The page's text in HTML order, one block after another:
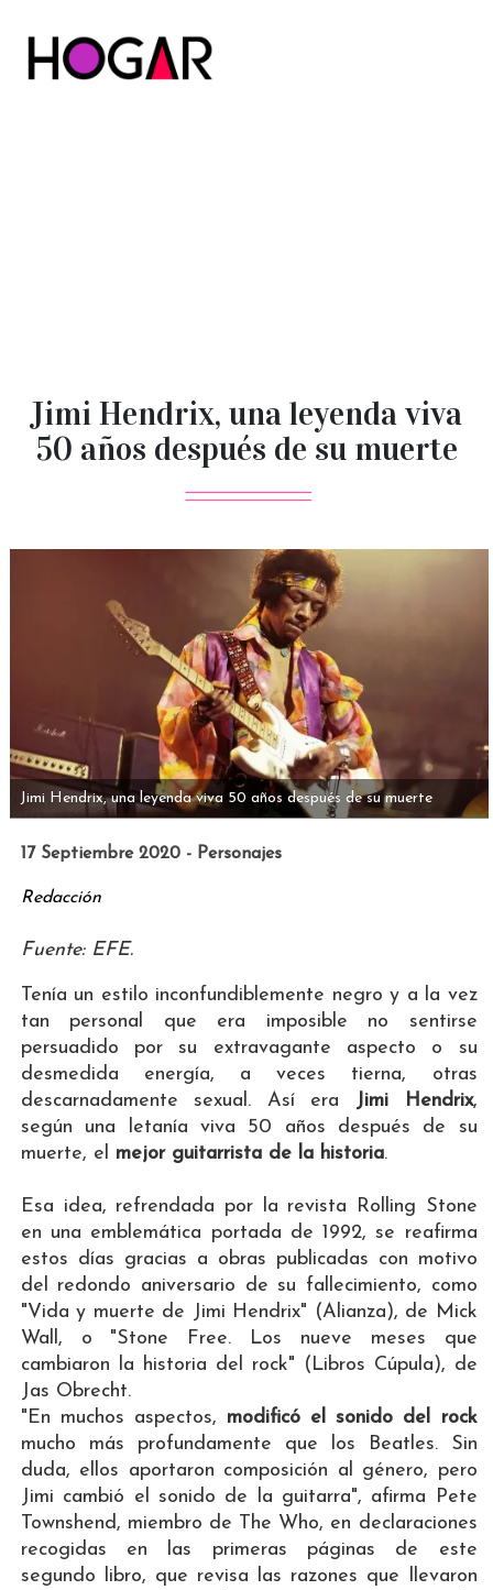
Jimi Hendrix, una leyenda viva
50 años después de su muerte
Jimi Hendrix, una leyenda viva 50 años después de su muerte
17 Septiembre 2020 - Personajes
Redacción
Fuente: EFE.
Tenía un estilo inconfundiblemente negro y a la vez
tan personal que era imposible no sentirse
persuadido por su extravagante aspecto o su
desmedida energía, a veces tierna, otras
descarnadamente sexual. Así era
Jimi Hendrix,
según una letanía viva 50 años después de su
muerte, el mejor guitarrista de la historia.
Esa idea, refrendada por la revista Rolling Stone
en una emblemática portada de 1992, se reafirma
estos días gracias a obras publicadas con motivo
del redondo aniversario de su fallecimiento, como
"Vida y muerte de Jimi Hendrix" (Alianza), de Mick
Wall, o "Stone Free. Los nueve meses que
cambiaron la historia del rock" (Libros Cúpula), de
Jas Obrecht.
"En muchos aspectos, modificó el sonido del rock
mucho más profundamente que los Beatles. Sin
duda, ellos aportaron composición al género, pero
Jimi cambió el sonido de la guitarra", afirma Pete
Townshend, miembro de The Who, en declaraciones
recogidas en las primeras páginas de este
segundo libro, que revisa las razones que llevaron